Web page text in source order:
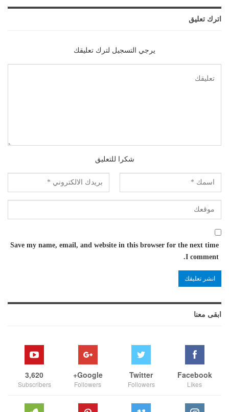
اترك تعليق
يرجي التسجيل لترك تعليقك
شكرا للتعليق
Save my name, email, and website in this browser for the next time
I comment.
ابقى معنا
Facebook
Likes
Twitter
Followers
Google+
Followers
3,620
Subscribers